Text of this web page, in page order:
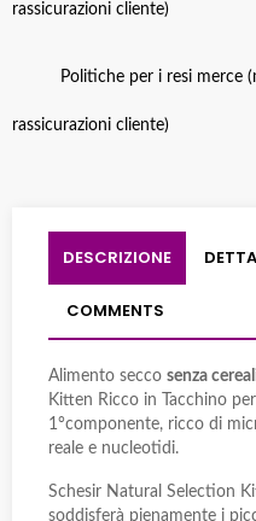
rassicurazioni cliente)
Politiche per i resi merce
rassicurazioni cliente)
DESCRIZIONE
COMMENTS
Alimento secco senza
Kitten Ricco in Tacchino
1°componente, ricco di
reale e nucleotidi.
Schesir Natural Selection
soddisferà pienamente i